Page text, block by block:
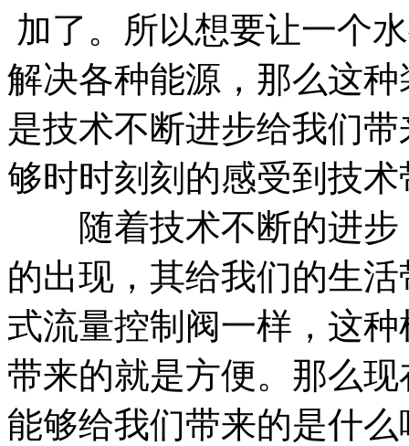
加了。所以想要让一
解决各种能源，那么这
是技术不断进步给我们
够时时刻刻的感受到技
随着技术不断的进步
的出现，其给我们的生
式流量控制阀一样，这
带来的就是方便。那么
能够给我们带来的是什么